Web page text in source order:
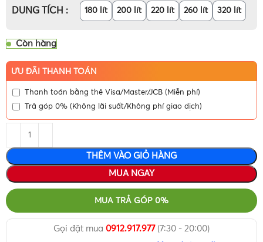
DUNG TÍCH 180 lít 200 lít 220 lít 260 lít 320 lít
Còn hàng
ƯU ĐÃI THANH TOÁN
Thanh toán bằng thẻ Visa/Master/JCB (Miễn phí)
Trả góp 0% (Không lãi suất/Không phí giao dịch)
THÊM VÀO GIỎ HÀNG
MUA NGAY
MUA TRẢ GÓP 0%
Gọi đặt mua 0912.917.977(7:30 - 20:00)